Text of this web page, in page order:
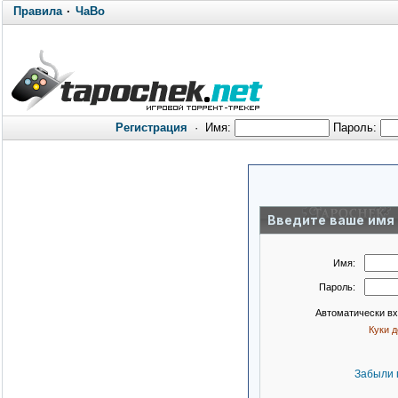
Правила· ЧаВо
Регистрация · Имя: Пароль:
Введите ваше имя
Имя:
Пароль:
Автоматически
Куки
Забыли